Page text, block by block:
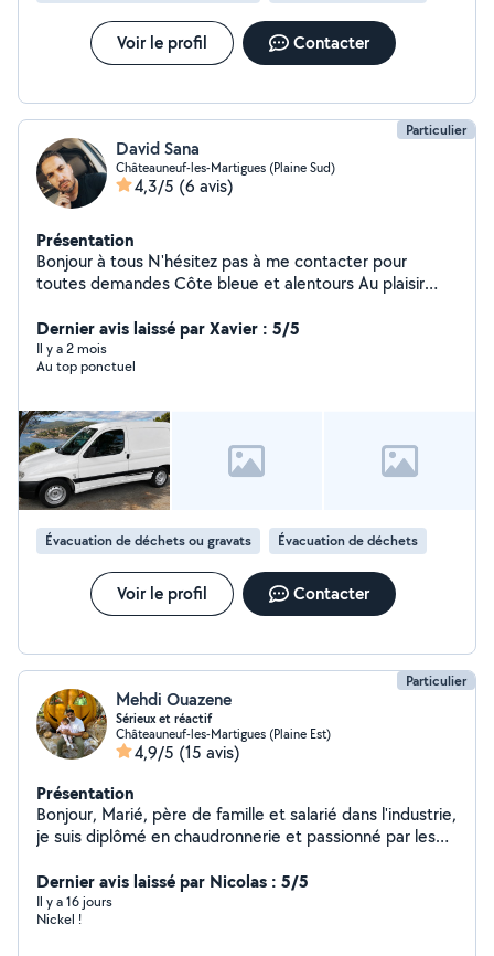
Voir le profil Contacter
Particulier
David Sana
Châteauneuf-les-Martigues (Plaine Sud)
4,3/5 (6 avis)
Présentation
Bonjour à tous N'hésitez pas à me contacter pour
toutes demandes Côte bleue et alentours Au plaisir
Dernier avis laissé par Xavier : 5/5
Il y a 2 mois
Au top ponctuel
Évacuation de déchets ou gravats Évacuation de déchets
Voir le profil Contacter
Particulier
Mehdi Ouazene
Sérieux et réactif
Châteauneuf-les-Martigues (Plaine Est)
4,9/5 (15 avis)
Présentation
Bonjour, Marié, père de famille et salarié dans l'industrie,
je suis diplômé en chaudronnerie et passionné par les
mon appartement : carrelage, cuisine, placo, peinture,
dressing et divers aménagements intérieurs. Sérieux,
minutieux et appliqué, je m'engage à fournir un travail
Dernier avis laissé par Nicolas : 5/5
Il y a 16 jours
Nickel !